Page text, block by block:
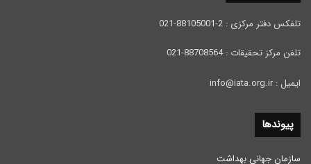
تلفکس دفتر مرکزی : 2-88105001-021
تلفن مرکز تحقیقات : 88708564-021
ایمیل : info@iata.org.ir
پیوندها
سازمان جهانی بهداشت